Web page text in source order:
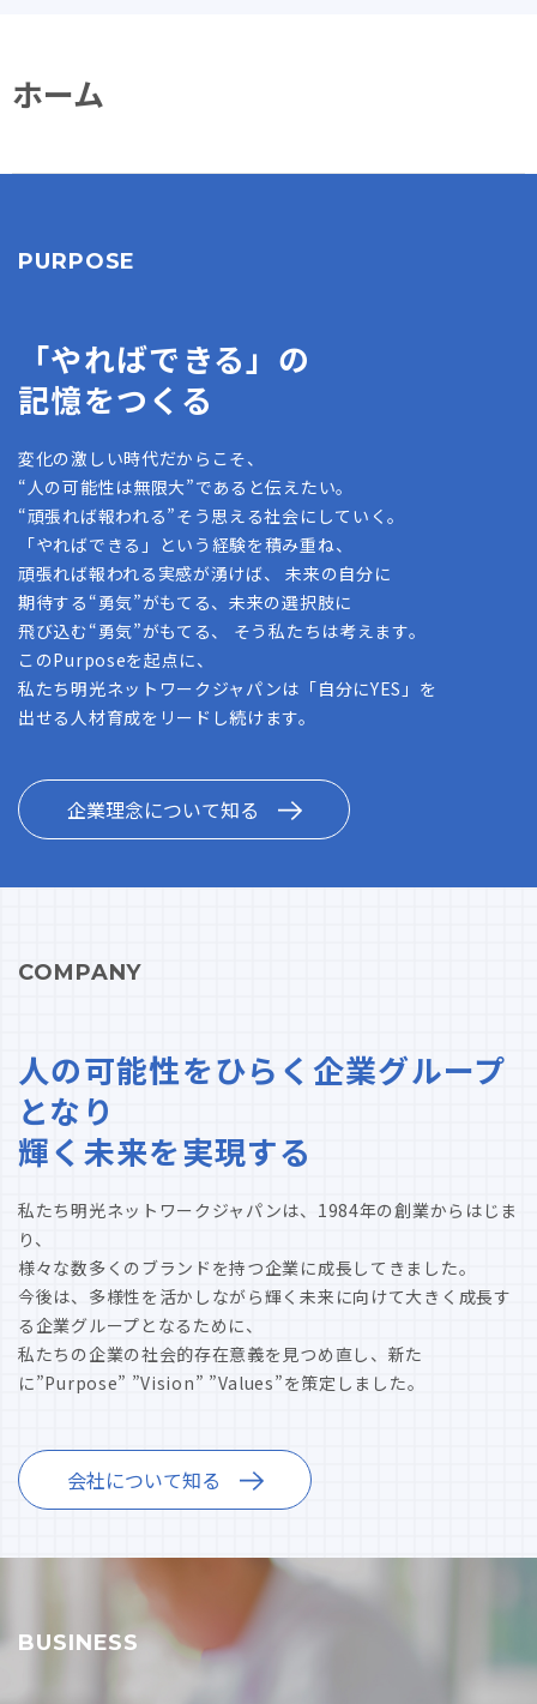
ホーム
PURPOSE
「やればできる」の
記憶をつくる
変化の激しい時代だからこそ、
“人の可能性は無限大”であると伝えたい。
“頑張れば報われる”そう思える社会にしていく。
「やればできる」という経験を積み重ね、
頑張れば報われる実感が湧けば、 未来の自分に
期待する“勇気”がもてる、未来の選択肢に
飛び込む“勇気”がもてる、 そう私たちは考えます。
このPurposeを起点に、
私たち明光ネットワークジャパンは「自分にYES」を
出せる人材育成をリードし続けます。
企業理念について知る
COMPANY
人の可能性をひらく企業グループ
となり
輝く未来を実現する
私たち明光ネットワークジャパンは、1984年の創業からはじま
り、
様々な数多くのブランドを持つ企業に成長してきました。
今後は、多様性を活かしながら輝く未来に向けて大きく成長す
る企業グループとなるために、
私たちの企業の社会的存在意義を見つめ直し、新た
に”Purpose” ”Vision” ”Values”を策定しました。
会社について知る
BUSINESS